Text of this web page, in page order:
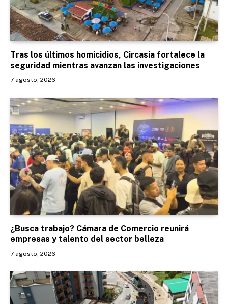
Tras los últimos homicidios, Circasia fortalece la
seguridad mientras avanzan las investigaciones
7 agosto, 2026
¿Busca trabajo? Cámara de Comercio reunirá
empresas y talento del sector belleza
7 agosto, 2026